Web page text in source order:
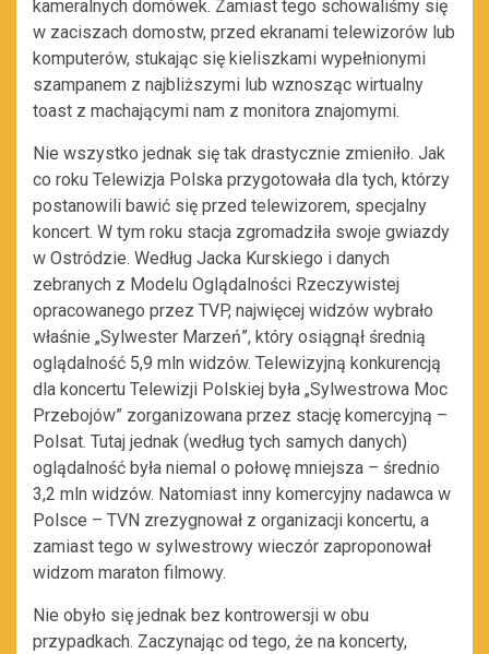
kameralnych domówek. Zamiast tego schowaliśmy się
w zaciszach domostw, przed ekranami telewizorów lub
komputerów, stukając się kieliszkami wypełnionymi
szampanem z najbliższymi lub wznosząc wirtualny
toast z machającymi nam z monitora znajomymi.
Nie wszystko jednak się tak drastycznie zmieniło. Jak
co roku Telewizja Polska przygotowała dla tych, którzy
postanowili bawić się przed telewizorem, specjalny
koncert. W tym roku stacja zgromadziła swoje gwiazdy
w Ostródzie. Według Jacka Kurskiego i danych
zebranych z Modelu Oglądalności Rzeczywistej
opracowanego przez TVP, najwięcej widzów wybrało
właśnie „Sylwester Marzeń”, który osiągnął średnią
oglądalność 5,9 mln widzów. Telewizyjną konkurencją
dla koncertu Telewizji Polskiej była „Sylwestrowa Moc
Przebojów” zorganizowana przez stację komercyjną –
Polsat. Tutaj jednak (według tych samych danych)
oglądalność była niemal o połowę mniejsza – średnio
3,2 mln widzów. Natomiast inny komercyjny nadawca w
Polsce – TVN zrezygnował z organizacji koncertu, a
zamiast tego w sylwestrowy wieczór zaproponował
widzom maraton filmowy.
Nie obyło się jednak bez kontrowersji w obu
przypadkach. Zaczynając od tego, że na koncerty,